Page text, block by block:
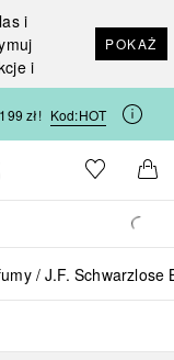
i
i
POKAŻ
zł! Kod:HOT
Strona główna Douglas
Do listyDo
J.F. Schwarzlose